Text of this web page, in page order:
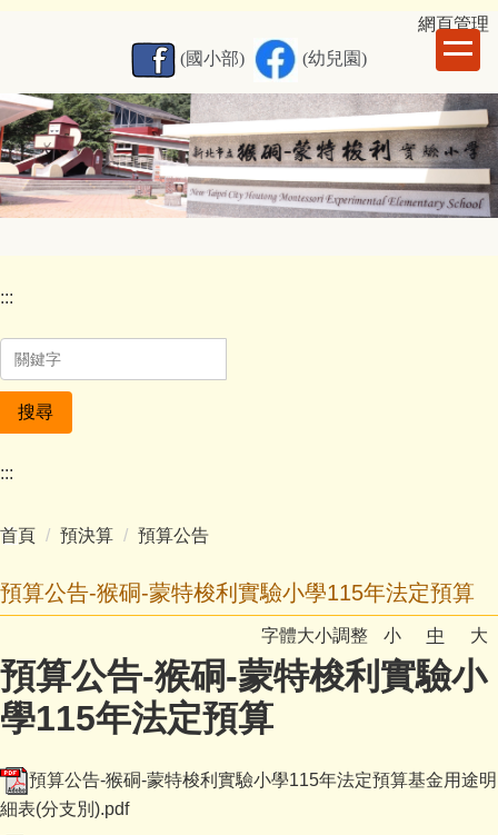
要
內
容
區
網頁管理
(國小部)
(幼兒園)
:::
搜尋
:::
首頁 預決算 預算公告
預算公告-猴硐-蒙特梭利實驗小學115年法定預算
字體大小調整 小 中 大
預算公告-猴硐-蒙特梭利實驗小
學115年法定預算
預算公告-猴硐-蒙特梭利實驗小學115年法定預算基金用途明
細表(分支別).pdf